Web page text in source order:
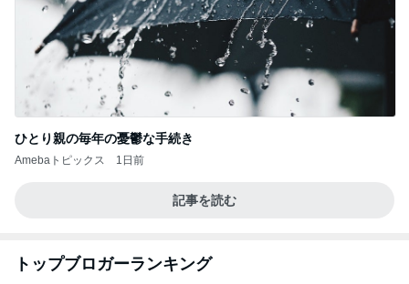
ひとり親の毎年の憂鬱な手続き
Amebaトピックス 1日前
記事を読む
トップブロガーランキング